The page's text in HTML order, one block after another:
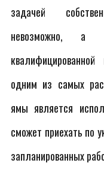
задачей
невозможно, а
одним из самых
ямы является
сможет приехать по
запланированных